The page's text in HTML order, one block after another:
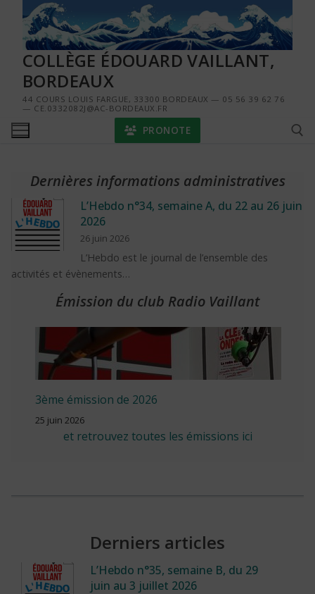
contenu
COLLÈGE ÉDOUARD VAILLANT,
BORDEAUX
44 COURS LOUIS FARGUE, 33300 BORDEAUX — 05 56 39 62 76
— CE.0332082J@AC-BORDEAUX.FR
PRONOTE
Rechercher :
Dernières informations administratives
L’Hebdo n°34, semaine A, du 22 au 26 juin
2026
26 juin 2026
L’Hebdo est le journal de l’ensemble des
activités et évènements…
Émission du club Radio Vaillant
3ème émission de 2026
25 juin 2026
et retrouvez toutes les émissions ici
Derniers articles
L’Hebdo n°35, semaine B, du 29
juin au 3 juillet 2026